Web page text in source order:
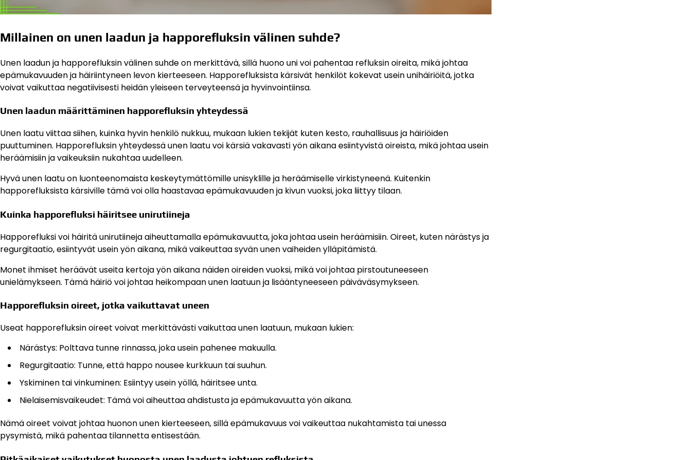
Millainen on unen laadun ja happorefluksin välinen suhde?
Unen laadun ja happorefluksin välinen suhde on merkittävä, sillä huono uni voi pahentaa refluksin oireita, mikä johtaa
epämukavuuden ja häiriintyneen levon kierteeseen. Happorefluksista kärsivät henkilöt kokevat usein unihäiriöitä, jotka
voivat vaikuttaa negatiivisesti heidän yleiseen terveyteensä ja hyvinvointiinsa.
Unen laadun määrittäminen happorefluksin yhteydessä
Unen laatu viittaa siihen, kuinka hyvin henkilö nukkuu, mukaan lukien tekijät kuten kesto, rauhallisuus ja häiriöiden
puuttuminen. Happorefluksin yhteydessä unen laatu voi kärsiä vakavasti yön aikana esiintyvistä oireista, mikä johtaa usein
heräämisiin ja vaikeuksiin nukahtaa uudelleen.
Hyvä unen laatu on luonteenomaista keskeytymättömille unisyklille ja heräämiselle virkistyneenä. Kuitenkin
happorefluksista kärsiville tämä voi olla haastavaa epämukavuuden ja kivun vuoksi, joka liittyy tilaan.
Kuinka happorefluksi häiritsee unirutiineja
Happorefluksi voi häiritä unirutiineja aiheuttamalla epämukavuutta, joka johtaa usein heräämisiin. Oireet, kuten närästys ja
regurgitaatio, esiintyvät usein yön aikana, mikä vaikeuttaa syvän unen vaiheiden ylläpitämistä.
Monet ihmiset heräävät useita kertoja yön aikana näiden oireiden vuoksi, mikä voi johtaa pirstoutuneeseen
unielämykseen. Tämä häiriö voi johtaa heikompaan unen laatuun ja lisääntyneeseen päiväväsymykseen.
Happorefluksin oireet, jotka vaikuttavat uneen
Useat happorefluksin oireet voivat merkittävästi vaikuttaa unen laatuun, mukaan lukien:
Närästys: Polttava tunne rinnassa, joka usein pahenee makuulla.
Regurgitaatio: Tunne, että happo nousee kurkkuun tai suuhun.
Yskiminen tai vinkuminen: Esiintyy usein yöllä, häiritsee unta.
Nielaisemisvaikeudet: Tämä voi aiheuttaa ahdistusta ja epämukavuutta yön aikana.
Nämä oireet voivat johtaa huonon unen kierteeseen, sillä epämukavuus voi vaikeuttaa nukahtamista tai unessa
pysymistä, mikä pahentaa tilannetta entisestään.